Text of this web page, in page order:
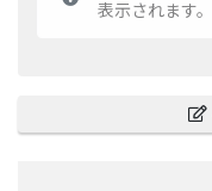
表示されます。